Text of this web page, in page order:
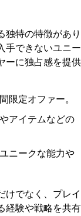
独特の特徴があり
手できないユニー
ーに独占感を提供
限定オファー。
アイテムなどの
ニークな能力や
けでなく、プレイ
経験や戦略を共有